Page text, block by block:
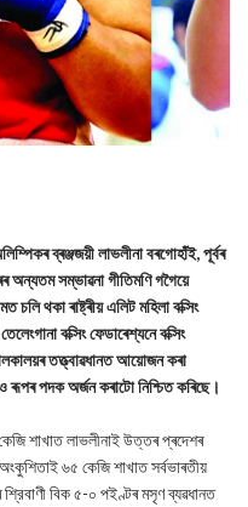
ব্ৰঞ্জজয়ী লাভলীনা বৰগোহাঁই, পূৰ্বৰ
অন্যতম সম্ভাৱনা গীতিমণি গগৈয়ে
চলি থকা ৰাষ্ট্ৰীয় এলিট মহিলা বক্সিং
বক্সিং ফেডাৰেশ্যনে বক্সিং
তত্ত্বাৱধানত আয়োজন কৰা
ৰূপৰ পদক অর্জন কৰাটো নিশ্চিত কৰিছে।
শাখাত লাভলীনাই উত্তৰ প্ৰদেশৰ
৬৫ কেজি শাখাত সৰ্বভাৰতীয়
বিক ৫-০ পইণ্টৰ মসৃণ ব্যৱধানত